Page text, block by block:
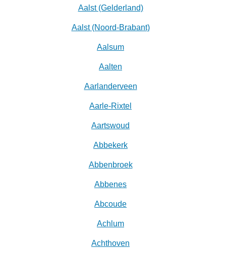
Aalst (Gelderland)
Aalst (Noord-Brabant)
Aalsum
Aalten
Aarlanderveen
Aarle-Rixtel
Aartswoud
Abbekerk
Abbenbroek
Abbenes
Abcoude
Achlum
Achthoven